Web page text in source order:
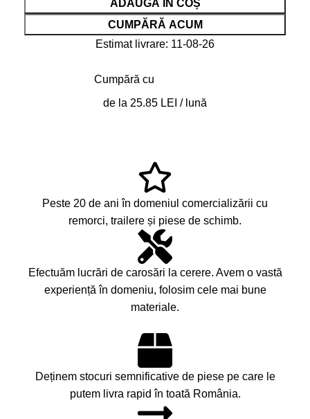
ADAUGĂ ÎN COȘ
CUMPĂRĂ ACUM
Estimat livrare: 11-08-26
Cumpără cu
de la 25.85 LEI / lună
Peste 20 de ani în domeniul comercializării cu
remorci, trailere și piese de schimb.
Efectuăm lucrări de carosări la cerere. Avem o vastă
experiență în domeniu, folosim cele mai bune
materiale.
Deținem stocuri semnificative de piese pe care le
putem livra rapid în toată România.